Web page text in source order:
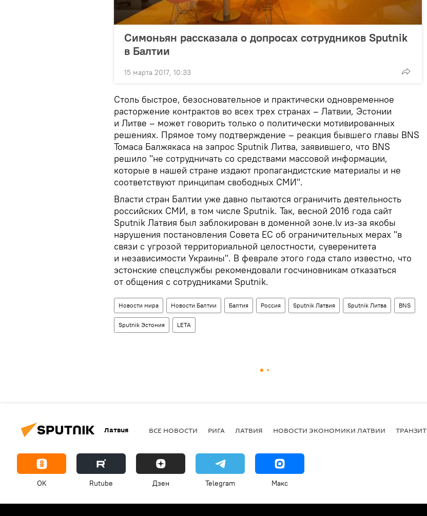
Симоньян рассказала о допросах сотрудников Sputnik
в Балтии
15 марта 2017, 10:33
Столь быстрое, безосновательное и практически одновременное
расторжение контрактов во всех трех странах – Латвии, Эстонии
и Литве – может говорить только о политически мотивированных
решениях. Прямое тому подтверждение – реакция бывшего главы BNS
Томаса Балжякаса на запрос Sputnik Литва, заявившего, что BNS
решило "не сотрудничать со средствами массовой информации,
которые в нашей стране издают пропагандистские материалы и не
соответствуют принципам свободных СМИ".
Власти стран Балтии уже давно пытаются ограничить деятельность
российских СМИ, в том числе Sputnik. Так, весной 2016 года сайт
Sputnik Латвия был заблокирован в доменной зоне.lv из-за якобы
нарушения постановления Совета ЕС об ограничительных мерах "в
связи с угрозой территориальной целостности, суверенитета
и независимости Украины". В феврале этого года стало известно, что
эстонские спецслужбы рекомендовали госчиновникам отказаться
от общения с сотрудниками Sputnik.
Новости мира Новости Балтии Балтия Россия Sputnik Латвия Sputnik Литва BNS
Sputnik Эстония LETA
Латвия ВСЕ НОВОСТИ РИГА ЛАТВИЯ НОВОСТИ ЭКОНОМИКИ ЛАТВИИ ТРАНЗИТ
OK Rutube Дзен Telegram Макс